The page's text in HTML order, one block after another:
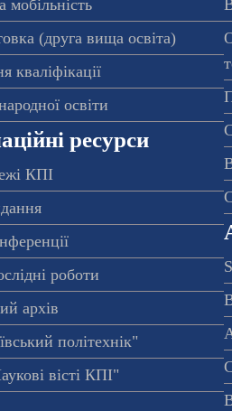
мобільність
(друга вища освіта)
кваліфікації
освіти
ресурси
КПІ
роботи
архів
політехнік"
вісті КПІ"